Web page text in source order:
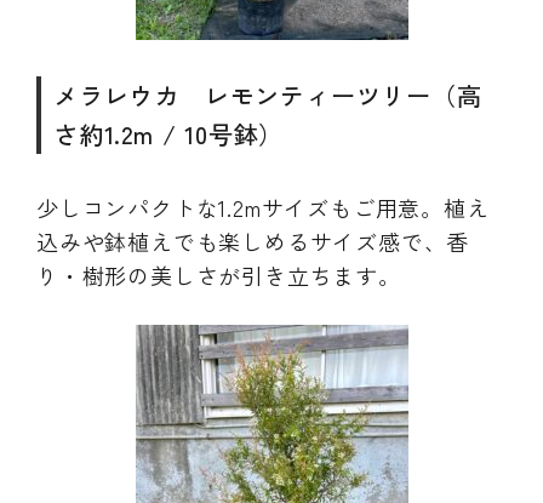
メラレウカ レモンティーツリー（高
さ約1.2m / 10号鉢）
少しコンパクトな1.2mサイズもご用意。植え
込みや鉢植えでも楽しめるサイズ感で、香
り・樹形の美しさが引き立ちます。